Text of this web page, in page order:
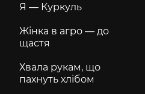
Я — Куркуль
Жінка в агро — до
щастя
Хвала рукам, що
пахнуть хлібом